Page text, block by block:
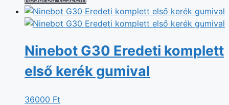
Ninebot G30 Eredeti komplett
első kerék gumival
36000 Ft